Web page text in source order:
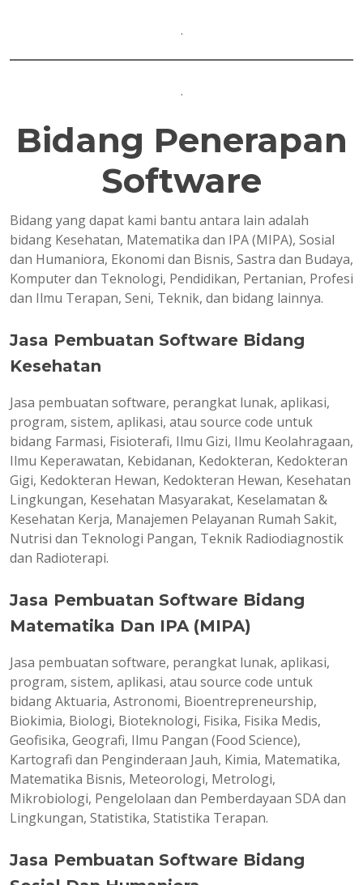
.
.
Bidang Penerapan
Software
Bidang yang dapat kami bantu antara lain adalah
bidang Kesehatan, Matematika dan IPA (MIPA), Sosial
dan Humaniora, Ekonomi dan Bisnis, Sastra dan Budaya,
Komputer dan Teknologi, Pendidikan, Pertanian, Profesi
dan Ilmu Terapan, Seni, Teknik, dan bidang lainnya.
Jasa Pembuatan Software Bidang
Kesehatan
Jasa pembuatan software, perangkat lunak, aplikasi,
program, sistem, aplikasi, atau source code untuk
bidang Farmasi, Fisioterafi, Ilmu Gizi, Ilmu Keolahragaan,
Ilmu Keperawatan, Kebidanan, Kedokteran, Kedokteran
Gigi, Kedokteran Hewan, Kedokteran Hewan, Kesehatan
Lingkungan, Kesehatan Masyarakat, Keselamatan &
Kesehatan Kerja, Manajemen Pelayanan Rumah Sakit,
Nutrisi dan Teknologi Pangan, Teknik Radiodiagnostik
dan Radioterapi.
Jasa Pembuatan Software Bidang
Matematika Dan IPA (MIPA)
Jasa pembuatan software, perangkat lunak, aplikasi,
program, sistem, aplikasi, atau source code untuk
bidang Aktuaria, Astronomi, Bioentrepreneurship,
Biokimia, Biologi, Bioteknologi, Fisika, Fisika Medis,
Geofisika, Geografi, Ilmu Pangan (Food Science),
Kartografi dan Penginderaan Jauh, Kimia, Matematika,
Matematika Bisnis, Meteorologi, Metrologi,
Mikrobiologi, Pengelolaan dan Pemberdayaan SDA dan
Lingkungan, Statistika, Statistika Terapan.
Jasa Pembuatan Software Bidang